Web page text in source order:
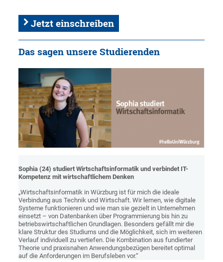
Jetzt einschreiben
Das sagen unsere Studierenden
Sophia (24) studiert Wirtschaftsinformatik und verbindet IT-
Kompetenz mit wirtschaftlichem Denken
„Wirtschaftsinformatik in Würzburg ist für mich die ideale
Verbindung aus Technik und Wirtschaft. Wir lernen, wie digitale
Systeme funktionieren und wie man sie gezielt in Unternehmen
einsetzt – von Datenbanken über Programmierung bis hin zu
betriebswirtschaftlichen Grundlagen. Besonders gefällt mir die
klare Struktur des Studiums und die Möglichkeit, sich im weiteren
Verlauf individuell zu vertiefen. Die Kombination aus fundierter
Theorie und praxisnahen Anwendungsbezügen bereitet optimal
auf die Anforderungen im Berufsleben vor.“